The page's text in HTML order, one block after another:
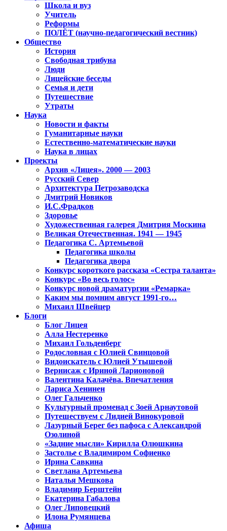
Школа и вуз
Учитель
Реформы
ПОЛЁТ (научно-педагогический вестник)
Общество
История
Свободная трибуна
Люди
Лицейские беседы
Семья и дети
Путешествие
Утраты
Наука
Новости и факты
Гуманитарные науки
Естественно-математические науки
Наука в лицах
Проекты
Архив «Лицея». 2000 — 2003
Русский Север
Архитектура Петрозаводска
Дмитрий Новиков
И.С.Фрадков
Здоровье
Художественная галерея Дмитрия Москина
Великая Отечественная. 1941 — 1945
Педагогика С. Артемьевой
Педагогика школы
Педагогика двора
Конкурс короткого рассказа «Сестра таланта»
Конкурс «Во весь голос»
Конкурс новой драматургии «Ремарка»
Каким мы помним август 1991-го…
Михаил Швейцер
Блоги
Блог Лицея
Алла Нестеренко
Михаил Гольденберг
Родословная с Юлией Свинцовой
Видоискатель с Юлией Утышевой
Вернисаж с Ириной Ларионовой
Валентина Калачёва. Впечатления
Лариса Хенинен
Олег Гальченко
Культурный променад с Зоей Арнаутовой
Путешествуем с Лидией Винокуровой
Лазурный Берег без пафоса с Александрой
Озолиной
«Задние мысли» Кирилла Олюшкина
Застолье с Владимиром Софиенко
Ирина Савкина
Светлана Артемьева
Наталья Мешкова
Владимир Берштейн
Екатерина Габалова
Олег Липовецкий
Илона Румянцева
Афиша